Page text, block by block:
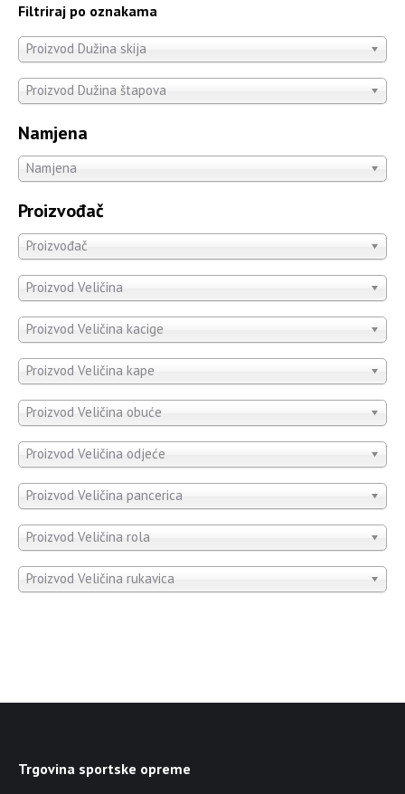
Filtriraj po oznakama
Proizvod Dužina skija
Proizvod Dužina štapova
Namjena
Namjena
Proizvođač
Proizvođač
Proizvod Veličina
Proizvod Veličina kacige
Proizvod Veličina kape
Proizvod Veličina obuće
Proizvod Veličina odjeće
Proizvod Veličina pancerica
Proizvod Veličina rola
Proizvod Veličina rukavica
Trgovina sportske opreme